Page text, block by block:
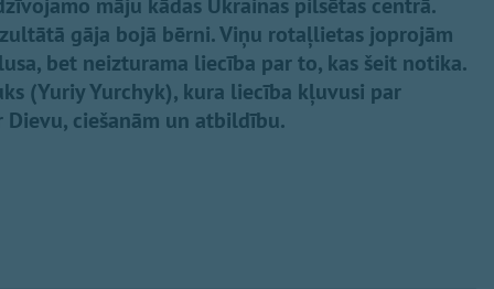
māju kādas Ukrainas pilsētas centrā.
gāja bojā bērni. Viņu rotaļlietas joprojām
bet neizturama liecība par to, kas šeit notika.
(Yuriy Yurchyk), kura liecība kļuvusi par
ciešanām un atbildību.